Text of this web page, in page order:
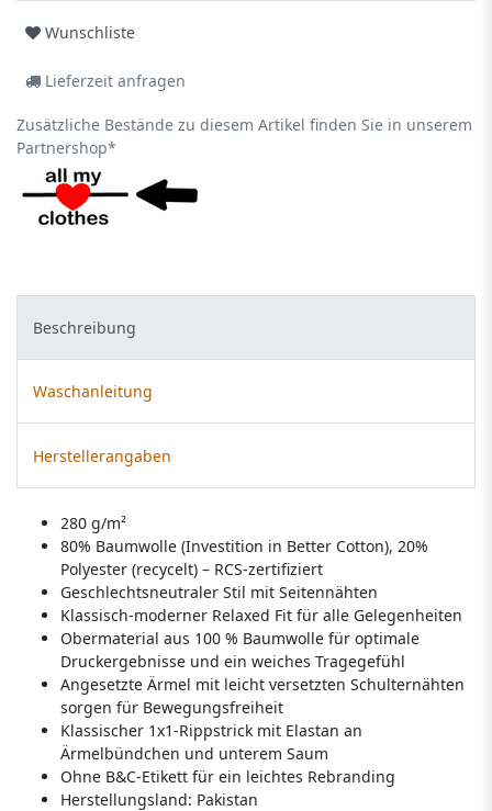
Wunschliste
Lieferzeit anfragen
Zusätzliche Bestände zu diesem Artikel finden Sie in unserem
Partnershop*
Beschreibung
Waschanleitung
Herstellerangaben
280 g/m²
80% Baumwolle (Investition in Better Cotton), 20%
Polyester (recycelt) – RCS-zertifiziert
Geschlechtsneutraler Stil mit Seitennähten
Klassisch-moderner Relaxed Fit für alle Gelegenheiten
Obermaterial aus 100 % Baumwolle für optimale
Druckergebnisse und ein weiches Tragegefühl
Angesetzte Ärmel mit leicht versetzten Schulternähten
sorgen für Bewegungsfreiheit
Klassischer 1x1-Rippstrick mit Elastan an
Ärmelbündchen und unterem Saum
Ohne B&C-Etikett für ein leichtes Rebranding
Herstellungsland: Pakistan